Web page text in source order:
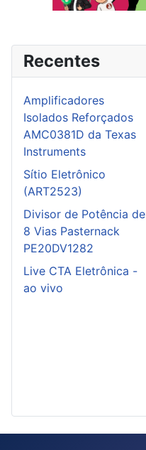
Recentes
Amplificadores
Isolados Reforçados
AMC0381D da Texas
Instruments
Sítio Eletrônico
(ART2523)
Divisor de Potência de
8 Vias Pasternack
PE20DV1282
Live CTA Eletrônica -
ao vivo